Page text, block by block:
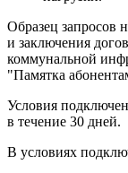
Образец запросов
и заключения
коммунальной
"Памятка
Условия
в течение 30 дней.
В условиях